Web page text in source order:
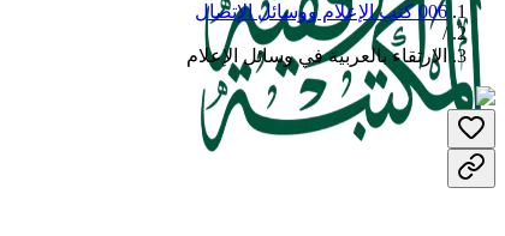
006 كتب الإعلام ووسائل الإتصال
/
الارتقاء بالعربية في وسائل الإعلام